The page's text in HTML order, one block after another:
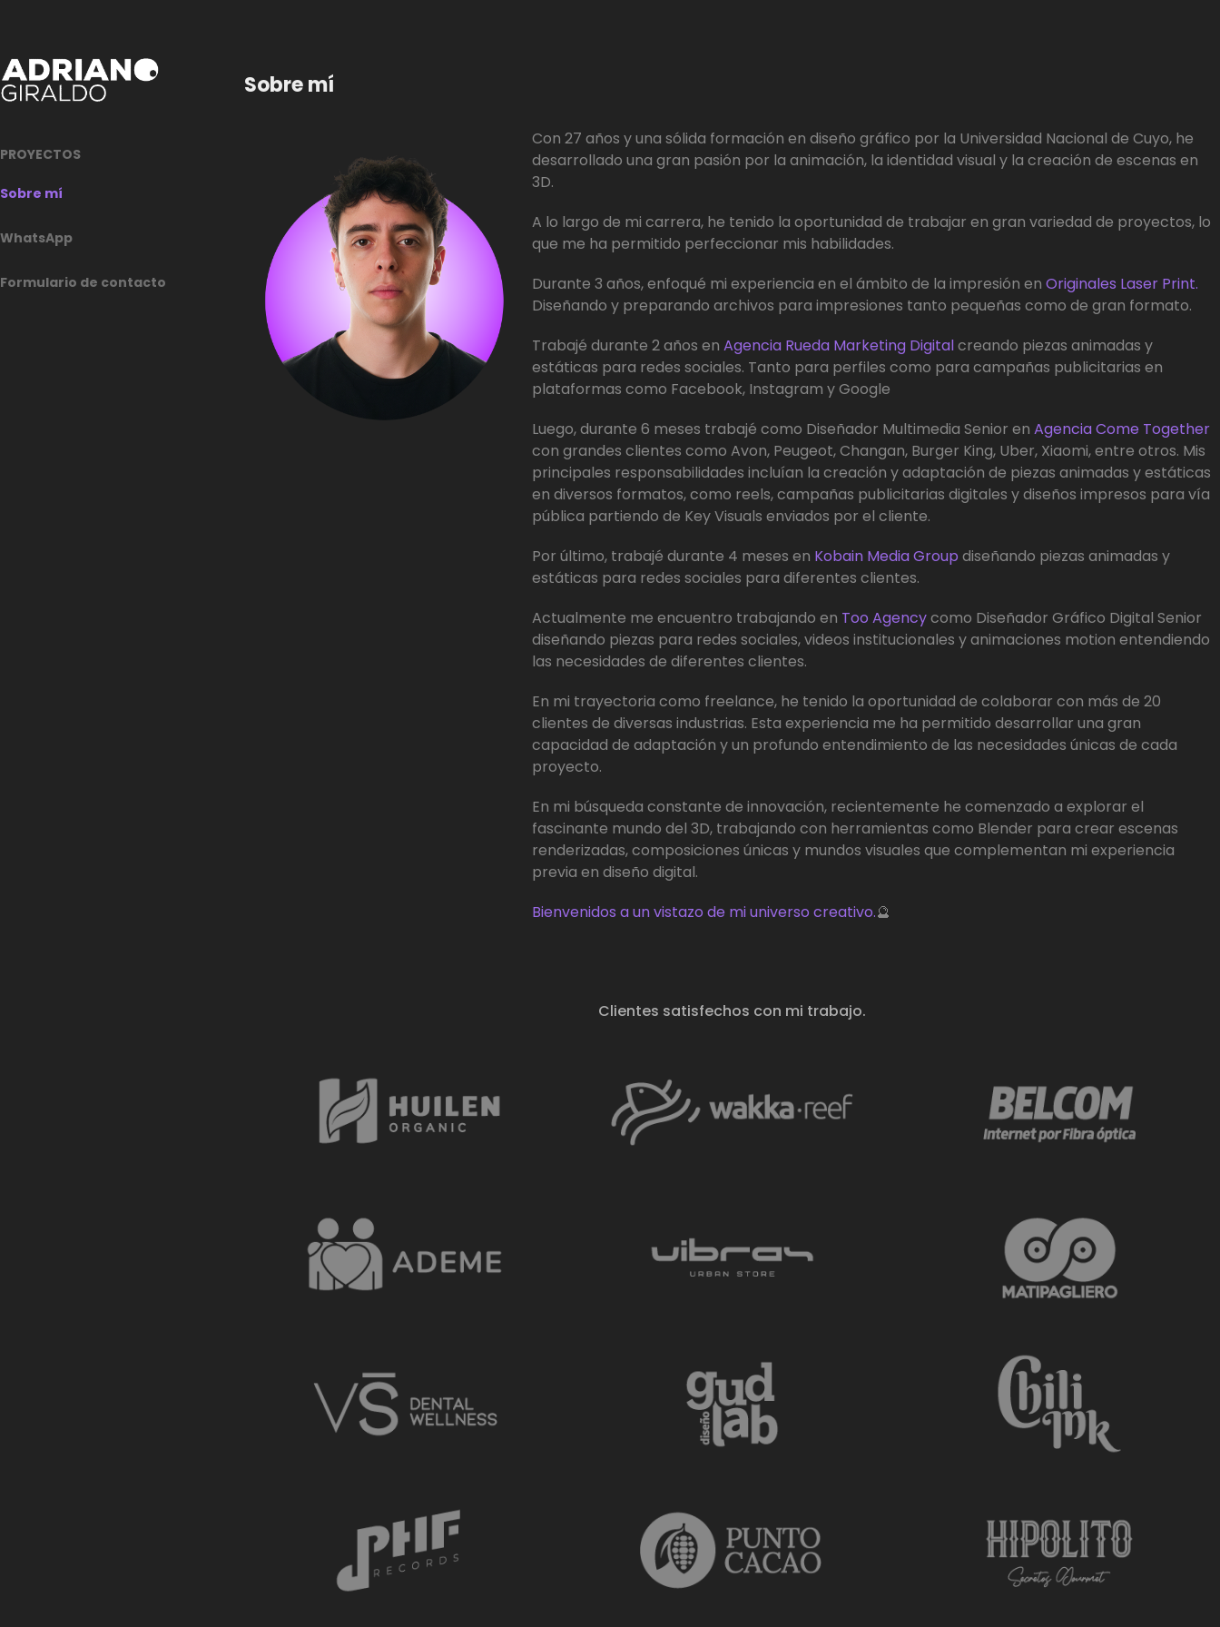
PROYECTOS
Sobre mí
WhatsApp
Formulario de contacto
Sobre mí
Con 27 años y una sólida formación en diseño gráfico por la Universidad Nacional de Cuyo, he
desarrollado una gran pasión por la animación, la identidad visual y la creación de escenas en
3D.
A lo largo de mi carrera, he tenido la oportunidad de trabajar en gran variedad de proyectos, lo
que me ha permitido perfeccionar mis habilidades.
Durante 3 años, enfoqué mi experiencia en el ámbito de la impresión enOriginales Laser Print.
Diseñando y preparando archivos para impresiones tanto pequeñas como de gran formato.
Trabajé durante 2 años enAgencia Rueda Marketing Digitalcreando piezas animadas y
estáticas para redes sociales. Tanto para perfiles como para campañas publicitarias en
plataformas como Facebook, Instagram y Google
Luego, durante 6 meses trabajé como Diseñador Multimedia Senior enAgencia Come Together
con grandes clientes como Avon, Peugeot, Changan, Burger King, Uber, Xiaomi, entre otros. Mis
principales responsabilidades incluían la creación y adaptación de piezas animadas y estáticas
en diversos formatos, como reels, campañas publicitarias digitales y diseños impresos para vía
pública partiendo de Key Visuals enviados por el cliente.
Por último, trabajé durante 4 meses en Kobain Media Groupdiseñando piezas animadas y
estáticas para redes sociales para diferentes clientes.
Actualmente me encuentro trabajando en Too Agencycomo Diseñador Gráfico Digital Senior
diseñando piezas para redes sociales, videos institucionales y animaciones motion entendiendo
las necesidades de diferentes clientes.
En mi trayectoria como freelance, he tenido la oportunidad de colaborar con más de 20
clientes de diversas industrias. Esta experiencia me ha permitido desarrollar una gran
capacidad de adaptación y un profundo entendimiento de las necesidades únicas de cada
proyecto.
En mi búsqueda constante de innovación, recientemente he comenzado a explorar el
fascinante mundo del 3D, trabajando con herramientas como Blender para crear escenas
renderizadas, composiciones únicas y mundos visuales que complementan mi experiencia
previa en diseño digital.
Bienvenidos a un vistazo de mi universo creativo.🔮
Clientes satisfechos con mi trabajo.